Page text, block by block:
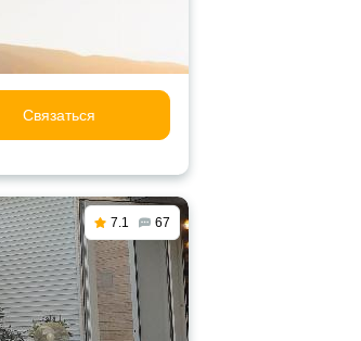
Связаться
7.1 67